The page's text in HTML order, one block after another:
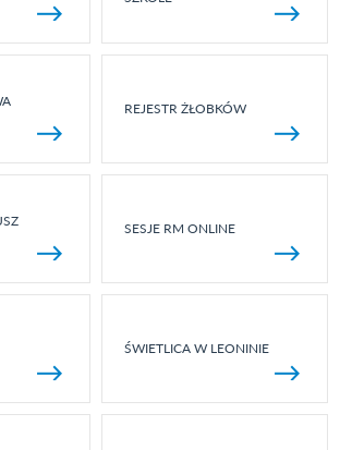
REJESTR ŻŁOBKÓW
SESJE RM ONLINE
ŚWIETLICA W LEONINIE